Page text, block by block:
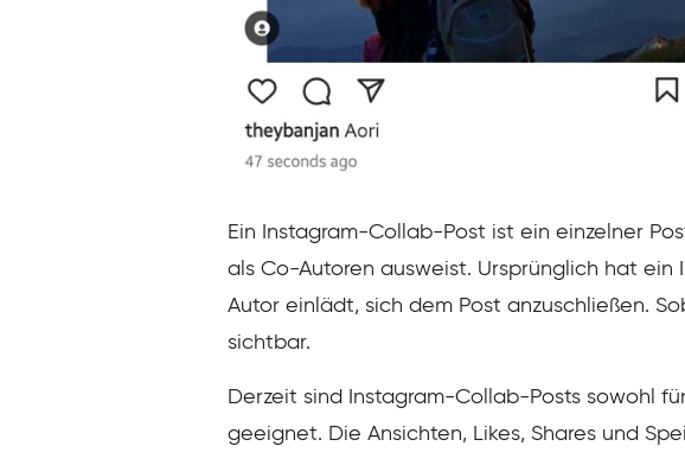
Ein Instagram-Collab-Post ist ein einzelner
als Co-Autoren ausweist. Ursprünglich hat
Autor einlädt, sich dem Post anzuschließen.
sichtbar.
Derzeit sind Instagram-Collab-Posts sowohl
geeignet. Die Ansichten, Likes, Shares und